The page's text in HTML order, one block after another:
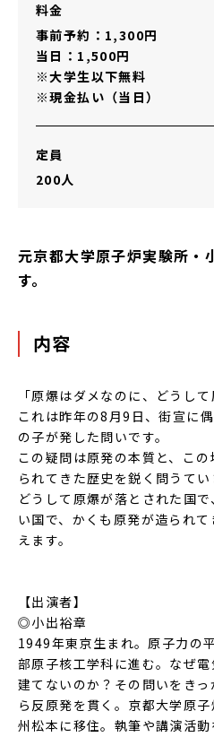
料金
事前予約：1,300円
当日：1,500円
※大学生以下無料
※現金払い（当日）
定員
200人
元京都大学原子炉実験所・
す。
内容
「原爆はダメなのに、どうして
これは昨年の8月9日、街宣に
の子が発した問いです。
この疑問は原発の本質と、こ
られてきた歴史を鋭く問うてい
どうして原爆が落とされた国
い国で、かくも原発が造られ
えます。
【出演者】
◎小出裕章
1949年東京生まれ。原子力の
部原子核工学科に進む。なぜ
建てないのか？その問いをき
ら反原発を貫く。京都大学原
州松本に移住。執筆や講演活動